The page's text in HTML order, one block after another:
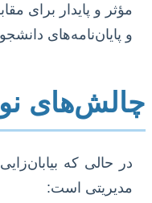
مؤثر و پایدار برای
و پایان‌نامه‌های
چالش‌های
در حالی که
مدیریتی است: